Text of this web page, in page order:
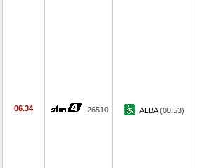
06.34 26510 ALBA(08.53)